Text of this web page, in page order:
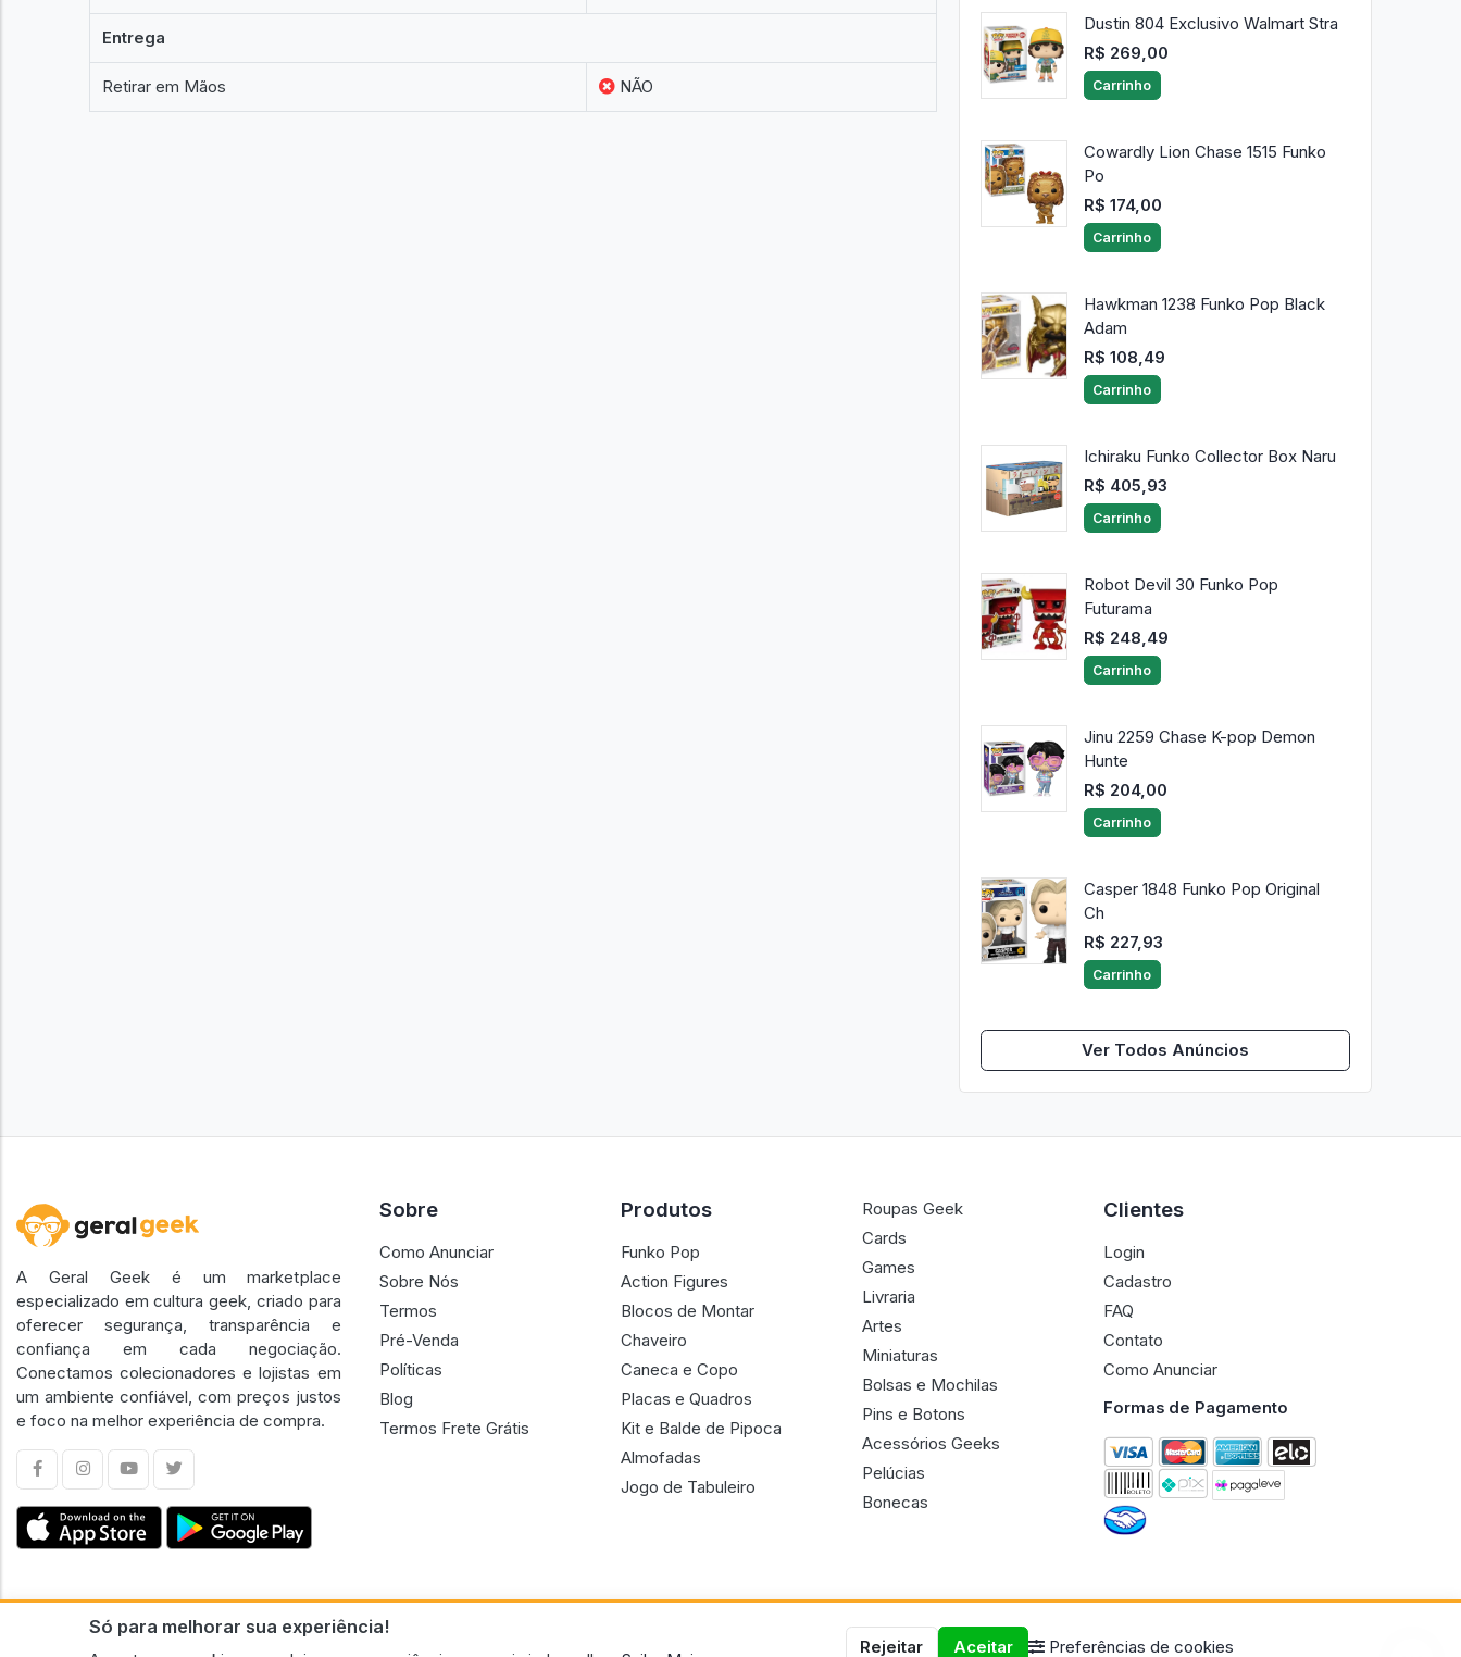
Entrega
Retirar em Mãos NÃO
Dustin 804 Exclusivo Walmart Stra
R$ 269,00
Carrinho
Cowardly Lion Chase 1515 Funko
Po
R$ 174,00
Carrinho
Hawkman 1238 Funko Pop Black
Adam
R$ 108,49
Carrinho
Ichiraku Funko Collector Box Naru
R$ 405,93
Carrinho
Robot Devil 30 Funko Pop
Futurama
R$ 248,49
Carrinho
Jinu 2259 Chase K-pop Demon
Hunte
R$ 204,00
Carrinho
Casper 1848 Funko Pop Original
Ch
R$ 227,93
Carrinho
Ver Todos Anúncios
Só para melhorar sua experiência!
Rejeitar Aceitar Preferências de cookies
A Geral Geek é um marketplace
especializado em cultura geek, criado para
oferecer segurança, transparência e
confiança em cada negociação.
Conectamos colecionadores e lojistas em
um ambiente confiável, com preços justos
e foco na melhor experiência de compra.
Sobre
Como Anunciar
Sobre Nós
Termos
Pré-Venda
Políticas
Blog
Termos Frete Grátis
Produtos
Funko Pop
Action Figures
Blocos de Montar
Chaveiro
Caneca e Copo
Placas e Quadros
Kit e Balde de Pipoca
Almofadas
Jogo de Tabuleiro
Roupas Geek
Cards
Games
Livraria
Artes
Miniaturas
Bolsas e Mochilas
Pins e Botons
Acessórios Geeks
Pelúcias
Bonecas
Clientes
Login
Cadastro
FAQ
Contato
Como Anunciar
Formas de Pagamento
CNPJ n.º 30.220.458/0001-17 - GERAL GEEK PORTAL ELETRONICO LTDA.